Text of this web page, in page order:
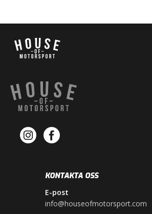
KONTAKTA OSS
E-post
info@houseofmotorsport.com